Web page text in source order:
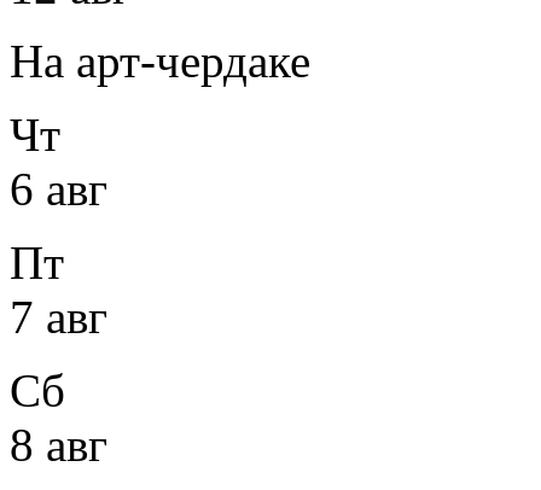
На арт-чердаке
Чт
6 авг
Пт
7 авг
Сб
8 авг